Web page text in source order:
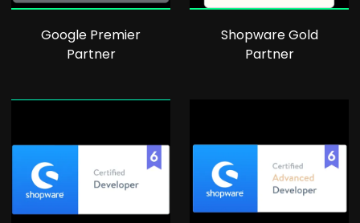
Google Premier
Partner
Shopware Gold
Partner